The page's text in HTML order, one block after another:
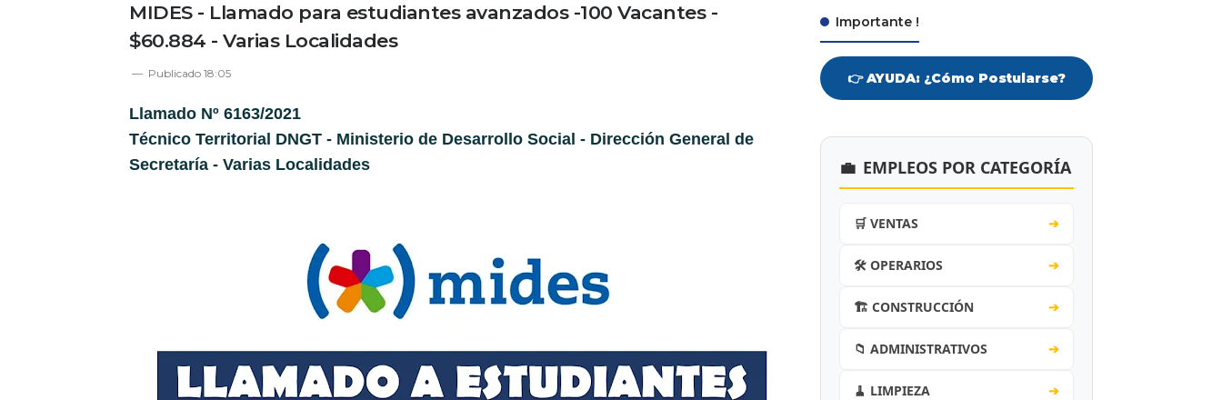
MIDES - Llamado para estudiantes avanzados -100 Vacantes -
$60.884 - Varias Localidades
Publicado 18:05
Llamado Nº 6163/2021
Técnico Territorial DNGT - Ministerio de Desarrollo Social - Dirección General de
Secretaría - Varias Localidades
Importante !
👉 AYUDA: ¿Cómo Postularse?
💼 EMPLEOS POR CATEGORÍA
🛒 VENTAS ➔
🛠️ OPERARIOS ➔
🏗️ CONSTRUCCIÓN ➔
📁 ADMINISTRATIVOS ➔
🧹 LIMPIEZA ➔